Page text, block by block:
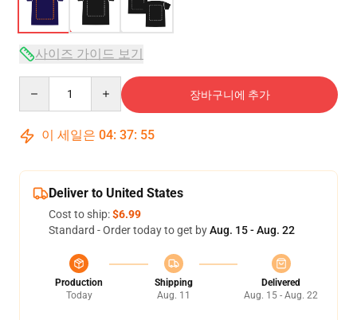
사이즈 가이드 보기
장바구니에 추가
이 세일은 04: 37: 54
Deliver to United States
Cost to ship:$6.99
Standard - Order today to get byAug. 15 - Aug. 22
Production
Today
Shipping
Aug. 11
Delivered
Aug. 15 - Aug. 22